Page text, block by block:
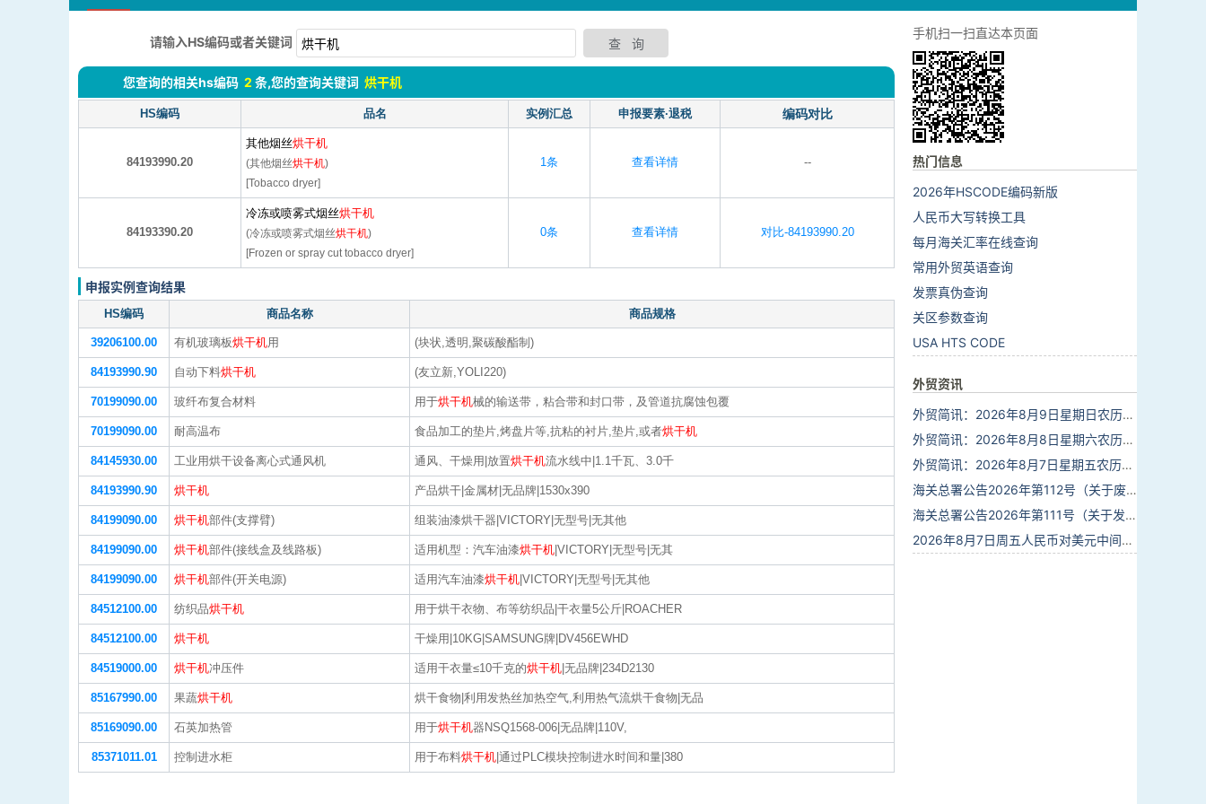
请输入HS编码或者关键词
您查询的相关hs编码 2 条,您的查询关键词 烘干机
HS编码 品名 实例汇总 申报要素·退税 编码对比
84193990.20
其他烟丝烘干机
(其他烟丝烘干机)
[Tobacco dryer]
1条 查看详情 --
84193390.20
冷冻或喷雾式烟丝烘干机
(冷冻或喷雾式烟丝烘干机)
[Frozen or spray cut tobacco dryer]
0条 查看详情 对比-84193990.20
申报实例查询结果
HS编码 商品名称 商品规格
39206100.00 有机玻璃板烘干机用 (块状,透明,聚碳酸酯制)
84193990.90 自动下料烘干机 (友立新,YOLI220)
70199090.00 玻纤布复合材料 用于烘干机械的输送带，粘合带和封口带，及管道抗腐蚀包覆
70199090.00 耐高温布 食品加工的垫片,烤盘片等,抗粘的衬片,垫片,或者烘干机
84145930.00 工业用烘干设备离心式通风机 通风、干燥用|放置烘干机流水线中|1.1千瓦、3.0千
84193990.90 烘干机 产品烘干|金属材|无品牌|1530x390
84199090.00 烘干机部件(支撑臂) 组装油漆烘干器|VICTORY|无型号|无其他
84199090.00 烘干机部件(接线盒及线路板) 适用机型：汽车油漆烘干机 |VICTORY|无型号|无其
84199090.00 烘干机部件(开关电源) 适用汽车油漆烘干机 |VICTORY|无型号|无其他
84512100.00 纺织品烘干机 用于烘干衣物、布等纺织品|干衣量5公斤|ROACHER
84512100.00 烘干机 干燥用|10KG|SAMSUNG牌|DV456EWHD
84519000.00 烘干机冲压件 适用干衣量≤10千克的烘干机 |无品牌|234D2130
85167990.00 果蔬烘干机 烘干食物|利用发热丝加热空气,利用热气流烘干食物|无品
85169090.00 石英加热管 用于烘干机器NSQ1568-006|无品牌|110V,
85371011.01 控制进水柜 用于布料烘干机 |通过PLC模块控制进水时间和量|380
手机扫一扫直达本页面
热门信息
2026年HSCODE编码新版
人民币大写转换工具
每月海关汇率在线查询
常用外贸英语查询
发票真伪查询
关区参数查询
USA HTS CODE
外贸资讯
外贸简讯：2026年8月9日星期日农历六月廿七
外贸简讯：2026年8月8日星期六农历六月廿六
外贸简讯：2026年8月7日星期五农历六月廿五
海关总署公告2026年第112号（关于废止部分卫生检疫类规范性文件的公告）
海关总署公告2026年第111号（关于发布《进出境动植物检疫处理监督管理工作规定》《进出境卫生处理监督管理工作规定》的公告）
2026年8月7日周五人民币对美元中间价报6.7904调贬9个基点